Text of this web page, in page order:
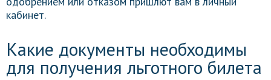
кабинет.
Какие документы необходимы
для получения льготного билета